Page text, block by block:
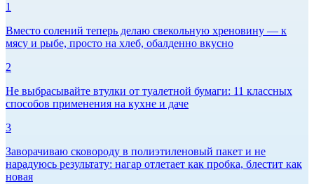
1
Вместо солений теперь делаю свекольную хреновину — к
мясу и рыбе, просто на хлеб, обалденно вкусно
2
Не выбрасывайте втулки от туалетной бумаги: 11 классных
способов применения на кухне и даче
3
Заворачиваю сковороду в полиэтиленовый пакет и не
нарадуюсь результату: нагар отлетает как пробка, блестит как
новая